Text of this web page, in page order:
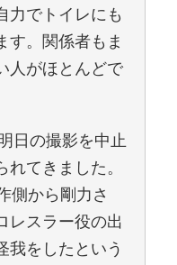
力でトイレにも
す。関係者もま
人がほとんどで
日の撮影を中止
てきました。
側から剛力さ
レスラー役の出
我をしたという